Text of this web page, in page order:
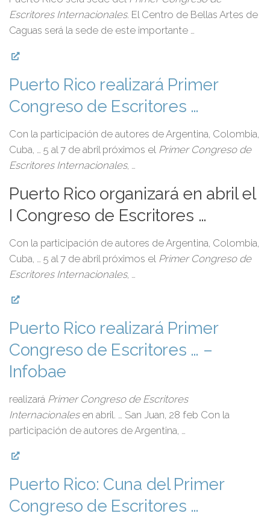
Escritores Internacionales. El Centro de Bellas Artes de
Caguas será la sede de este importante …
Puerto Rico realizará Primer
Congreso de Escritores …
Con la participación de autores de Argentina, Colombia,
Cuba, … 5 al 7 de abril próximos el Primer Congreso de
Escritores Internacionales, …
Puerto Rico organizará en abril el
I Congreso de Escritores …
Con la participación de autores de Argentina, Colombia,
Cuba, … 5 al 7 de abril próximos el Primer Congreso de
Escritores Internacionales, …
Puerto Rico realizará Primer
Congreso de Escritores … –
Infobae
realizará Primer Congreso de Escritores
Internacionalesen abril. … San Juan, 28 feb Con la
participación de autores de Argentina, …
Puerto Rico: Cuna del Primer
Congreso de Escritores …